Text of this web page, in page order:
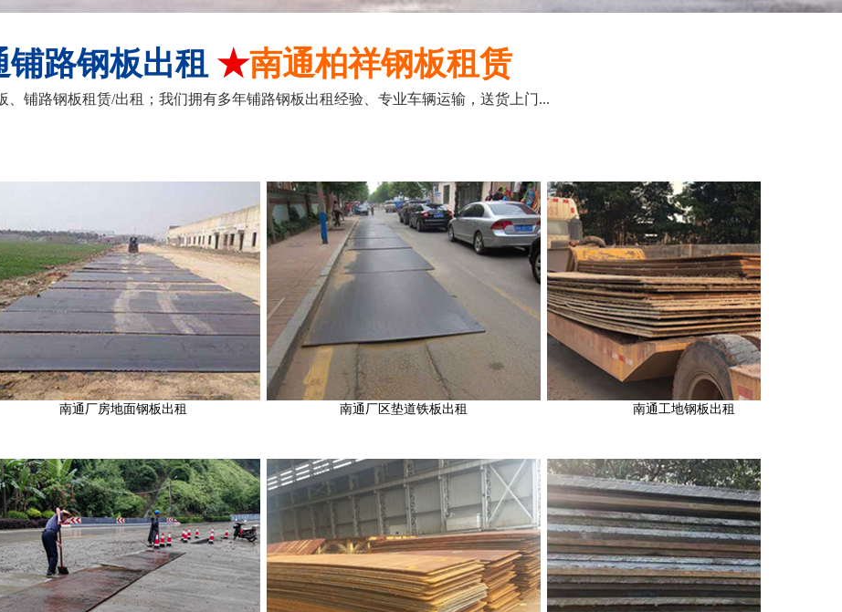
铺路钢板出租 ★南通柏祥钢板租赁
、铺路钢板租赁/出租；我们拥有多年铺路钢板出租经验、专业车辆运输，送货上门...
南通厂房地面钢板出租 南通厂区垫道铁板出租 南通工地钢板出租